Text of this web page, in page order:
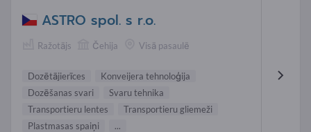
ASTRO spol. s r.o.
Ražotājs Čehija Visā pasaulē
Dozētājierīces
Konveijera tehnoloģija
Dozēšanas svari
Svaru tehnika
Transportieru lentes
Transportieru gliemeži
Plastmasas spaiņi
...